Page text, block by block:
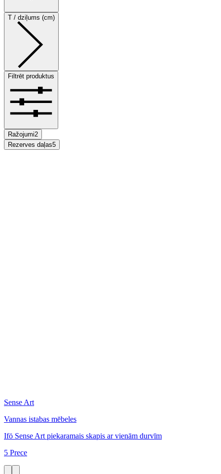
T / dziļums (cm)
Filtrēt produktus
Ražojumi2
Rezerves daļas5
Sense Art
Vannas istabas mēbeles
Ifö Sense Art piekaramais skapis ar vienām durvīm
5 Prece